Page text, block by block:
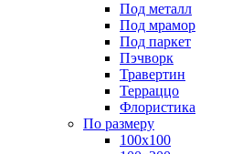
Под металл
Под мрамор
Под паркет
Пэчворк
Травертин
Терраццо
Флористика
По размеру
100х100